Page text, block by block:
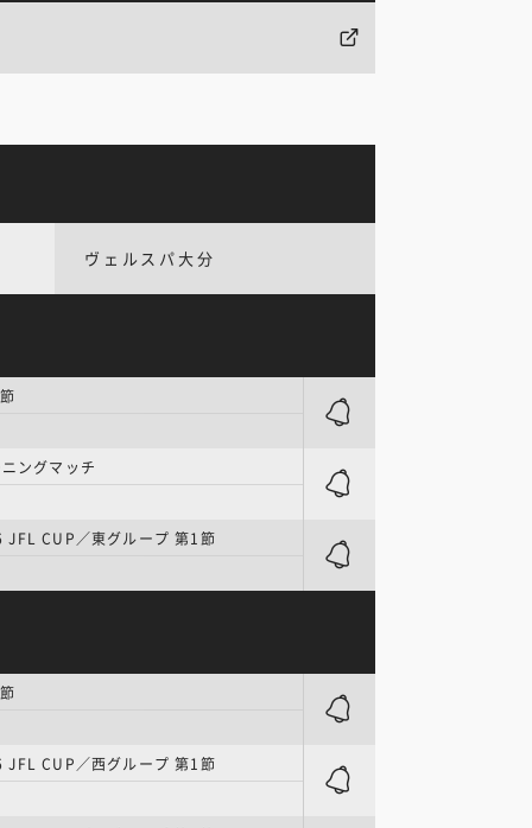
ヴェルスパ大分
グマッチ
CUP／東グループ 第1節
CUP／西グループ 第1節